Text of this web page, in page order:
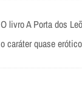
O livro A Porta dos
o caráter quase